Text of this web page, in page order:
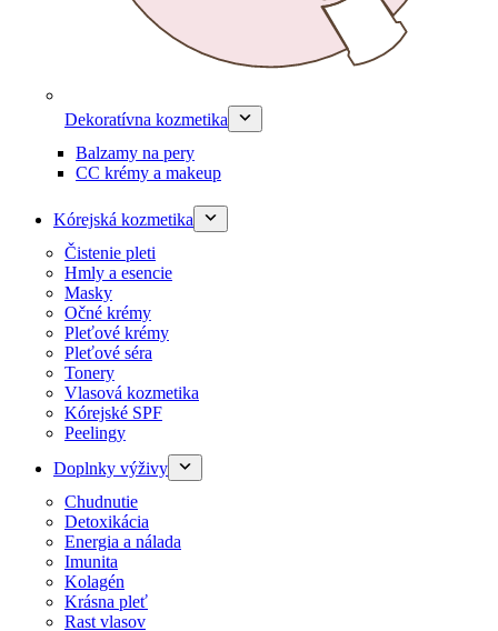
Dekoratívna kozmetika
Balzamy na pery
CC krémy a makeup
Kórejská kozmetika
Čistenie pleti
Hmly a esencie
Masky
Očné krémy
Pleťové krémy
Pleťové séra
Tonery
Vlasová kozmetika
Kórejské SPF
Peelingy
Doplnky výživy
Chudnutie
Detoxikácia
Energia a nálada
Imunita
Kolagén
Krásna pleť
Rast vlasov